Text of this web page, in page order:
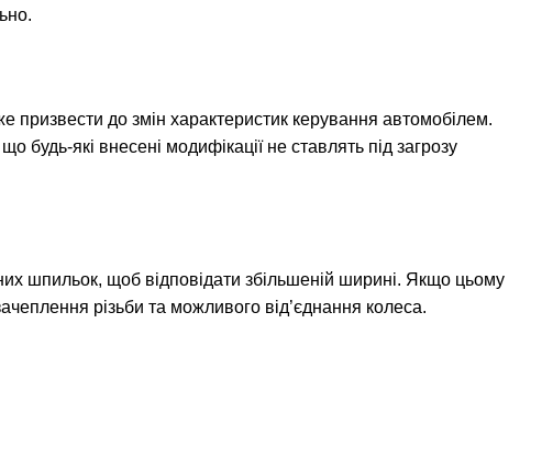
до змін характеристик керування автомобілем.
які внесені модифікації не ставлять під загрозу
шпильок, щоб відповідати збільшеній ширині. Якщо цьому
різьби та можливого від’єднання колеса.